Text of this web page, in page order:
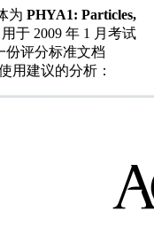
为 PHYA1: Particles,
用于 2009 年 1 月考试
份评分标准文档
用建议的分析：